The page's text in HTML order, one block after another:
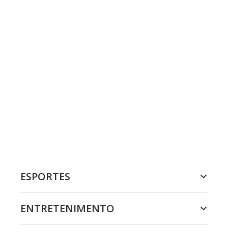
ESPORTES
ENTRETENIMENTO